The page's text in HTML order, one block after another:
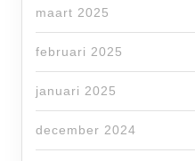
maart 2025
februari 2025
januari 2025
december 2024